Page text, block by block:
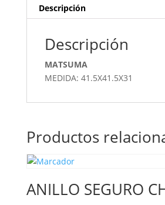
Descripción
Descripción
MATSUMA
MEDIDA: 41.5X41.5X31
Productos
ANILLO SEGURO